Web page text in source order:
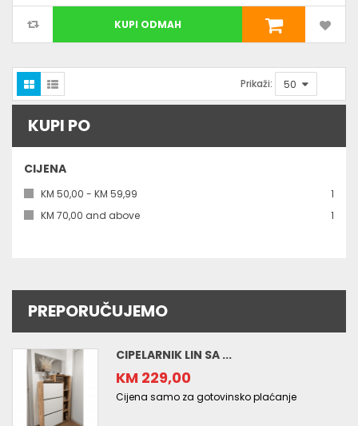
KUPI ODMAH
Prikaži:
KUPI PO
CIJENA
KM 50,00 - KM 59,99 1
KM 70,00 and above 1
PREPORUČUJEMO
CIPELARNIK LIN SA ...
KM 229,00
Cijena samo za gotovinsko plaćanje